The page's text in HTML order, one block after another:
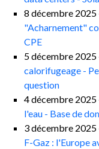
8 décembre 2025
"Acharnement"
CPE
5 décembre 2025
calorifugeage -
question
4 décembre 2025
l'eau - Base de
3 décembre 2025
F-Gaz : l'Europe